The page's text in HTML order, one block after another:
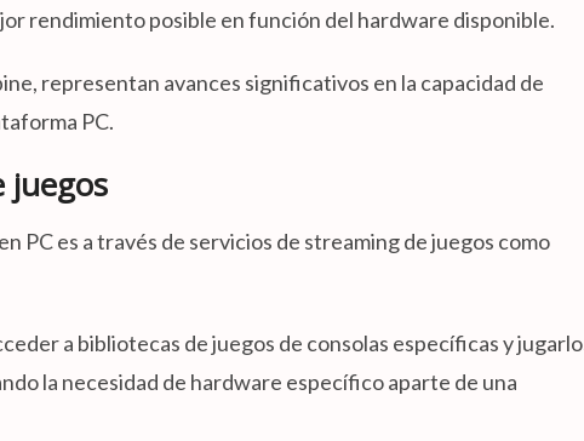
rendimiento posible en función del hardware disponible.
representan avances significativos en la capacidad de
PC.
juegos
PC es a través de servicios de streaming de juegos como
a bibliotecas de juegos de consolas específicas y
la necesidad de hardware específico aparte de una